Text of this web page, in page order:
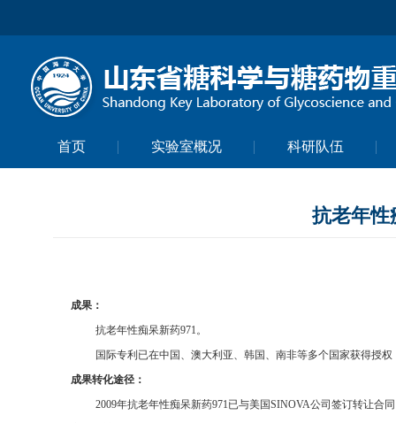
首页 实验室概况 科研队伍
抗老年
成果：
抗老年性痴呆新药971。
国际专利已在中国、澳大利亚、韩国、南非等多个国家获得授权
成果转化途径：
2009年抗老年性痴呆新药971已与美国SINOVA公司签订转让合